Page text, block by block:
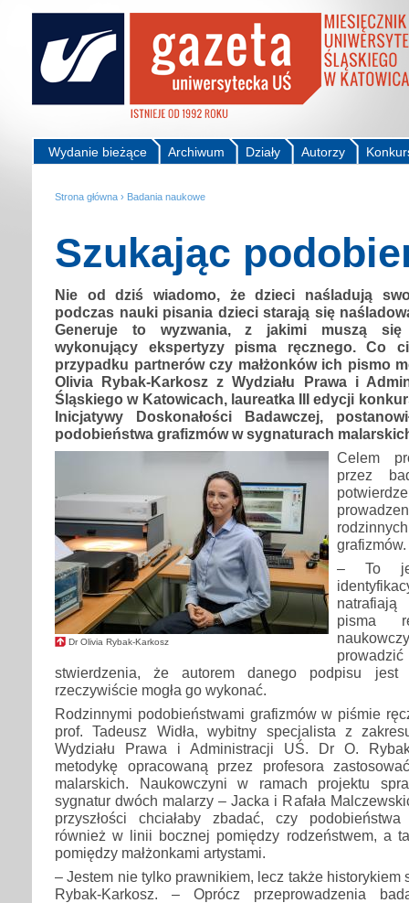
Autorzy
Działy
Archiwum
Wydanie bieżące
Strona główna › Badania naukowe
Szukając
Nie od dziś wiadomo, że dzieci naśladują
podczas nauki pisania dzieci starają się
Generuje to wyzwania, z jakimi muszą się
wykonujący ekspertyzy pisma ręcznego. Co
przypadku partnerów czy małżonków ich pismo
Olivia Rybak-Karkosz z Wydziału Prawa i
Śląskiego w Katowicach, laureatka III edycji
Inicjatywy Doskonałości Badawczej,
podobieństwa grafizmów w sygnaturach
Dr Olivia Rybak-Karkosz
Celem
przez
grafizmów.
– To
pisma
stwierdzenia, że autorem danego podpisu
rzeczywiście mogła go wykonać.
Rodzinnymi podobieństwami grafizmów w piśmie
prof. Tadeusz Widła, wybitny specjalista z
Wydziału Prawa i Administracji UŚ. Dr O.
metodykę opracowaną przez profesora
malarskich. Naukowczyni w ramach projektu
sygnatur dwóch malarzy – Jacka i Rafała
przyszłości chciałaby zbadać, czy
również w linii bocznej pomiędzy rodzeństwem, a
pomiędzy małżonkami artystami.
– Jestem nie tylko prawnikiem, lecz także historykiem
Rybak-Karkosz. – Oprócz przeprowadzenia